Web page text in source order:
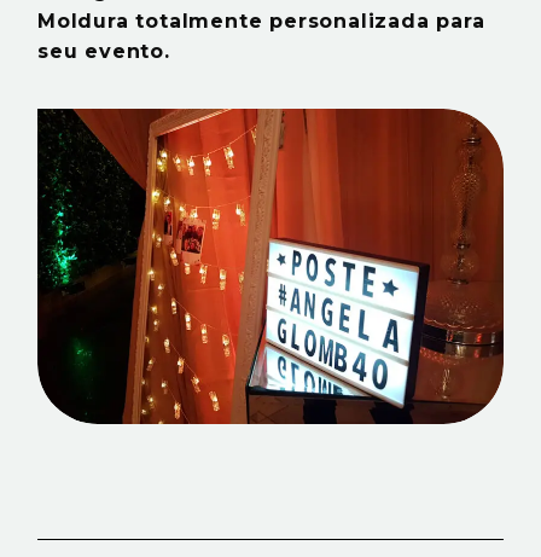
Moldura totalmente personalizada para
seu evento.